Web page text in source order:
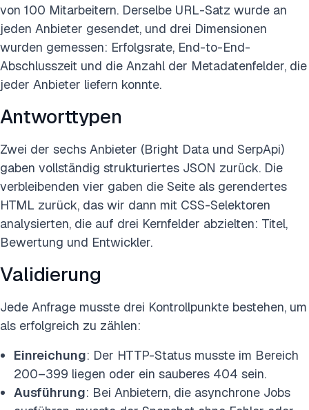
von 100 Mitarbeitern. Derselbe URL-Satz wurde an
jeden Anbieter gesendet, und drei Dimensionen
wurden gemessen: Erfolgsrate, End-to-End-
Abschlusszeit und die Anzahl der Metadatenfelder, die
jeder Anbieter liefern konnte.
Antworttypen
Zwei der sechs Anbieter (Bright Data und SerpApi)
gaben vollständig strukturiertes JSON zurück. Die
verbleibenden vier gaben die Seite als gerendertes
HTML zurück, das wir dann mit CSS-Selektoren
analysierten, die auf drei Kernfelder abzielten: Titel,
Bewertung und Entwickler.
Validierung
Jede Anfrage musste drei Kontrollpunkte bestehen, um
als erfolgreich zu zählen:
Einreichung: Der HTTP-Status musste im Bereich
200–399 liegen oder ein sauberes 404 sein.
Ausführung: Bei Anbietern, die asynchrone Jobs